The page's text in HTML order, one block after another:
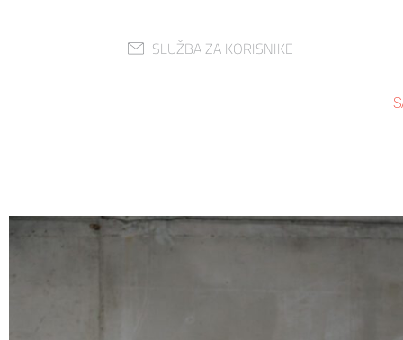
SLUŽBA ZA KORISNIKE